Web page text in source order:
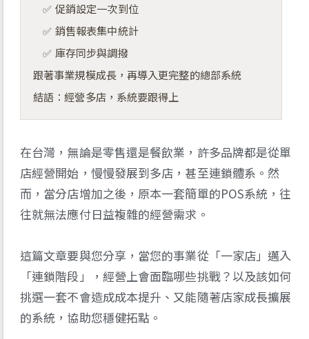
✅ 促銷設定一次到位
✅ 銷售報表集中統計
✅ 庫存同步與調撥
跟著事業規模成長，再導入更完整的總部系統
結語：經營多店，系統要跟得上
在台灣，無論是零售還是餐飲業，許多品牌都是從單
店經營開始，慢慢發展到多店，甚至連鎖體系。然
而，當分店增加之後，原本一套簡單的POS系統，往
往就無法應付日益複雜的經營需求。
這篇文章要與您分享，當您的事業從「一家店」邁入
「連鎖階段」，經營上會面臨哪些挑戰？以及該如何
挑選一套不會造成成本提升、又能隨著店家成長擴展
的系統，協助您穩健拓點。